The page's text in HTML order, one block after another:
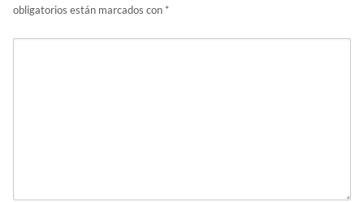
obligatorios están marcados con *